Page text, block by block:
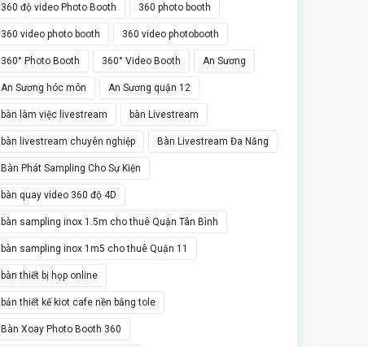
360 độ video Photo Booth 360 photo booth
360 video photo booth 360 video photobooth
360° Photo Booth 360° Video Booth An Sương
An Sương hóc môn An Sương quận 12
bàn làm việc livestream bàn Livestream
bàn livestream chuyên nghiệp Bàn Livestream Đa Năng
Bàn Phát Sampling Cho Sự Kiện
bàn quay video 360 độ 4D
bàn sampling inox 1.5m cho thuê Quận Tân Bình
bàn sampling inox 1m5 cho thuê Quận 11
bàn thiết bị họp online
bản thiết kế kiot cafe nền bằng tole
Bàn Xoay Photo Booth 360